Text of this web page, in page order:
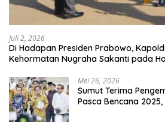
Juli 2, 2026
Di Hadapan Presiden Prabowo,
Kehormatan Nugraha Sakanti pada
Mei 26, 2026
Sumut Terima
Pasca Bencana